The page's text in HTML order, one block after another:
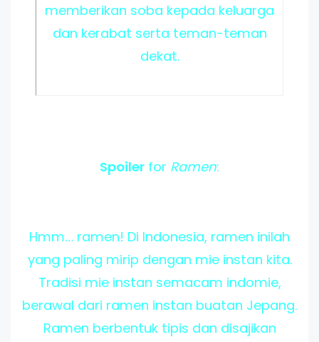
memberikan soba kepada keluarga
dan kerabat serta teman-teman
dekat.
Spoiler for Ramen:
Hmm… ramen! Di Indonesia, ramen inilah
yang paling mirip dengan mie instan kita.
Tradisi mie instan semacam indomie,
berawal dari ramen instan buatan Jepang.
Ramen berbentuk tipis dan disajikan